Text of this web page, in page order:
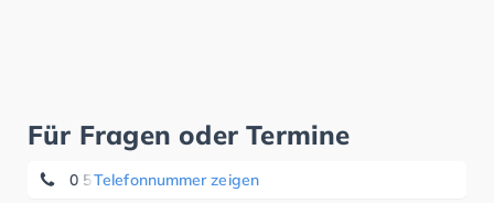
Für Fragen oder Termine
Telefonnummer zeigen
0 51 41/5 35 15